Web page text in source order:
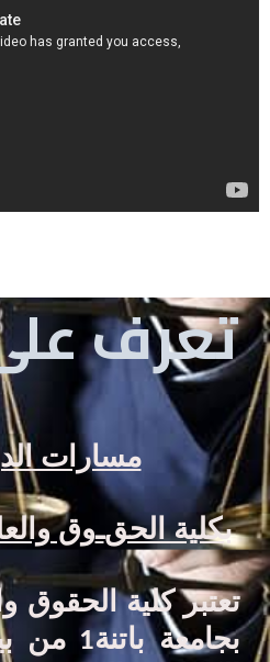
تعرف
مسارات
بكلية الحقـوق
تعتبر كلية الحقوق
بجامعة